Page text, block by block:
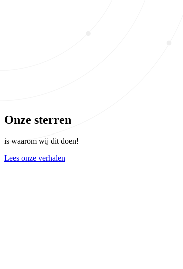
Onze sterren
is waarom wij dit doen!
Lees onze verhalen